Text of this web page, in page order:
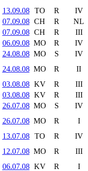
13.09.08
TO R IV
07.09.08 CH R NL
07.09.08 CH R III
06.09.08 MO R IV
24.08.08 MO S IV
24.08.08 MO R II
03.08.08 KV R III
03.08.08 KV R III
26.07.08 MO S IV
26.07.08 MO R I
13.07.08
TO R IV
12.07.08 MO R III
06.07.08 KV R I